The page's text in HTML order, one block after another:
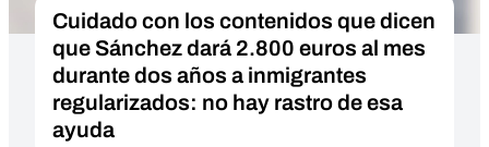
Cuidado con los contenidos que dicen
que Sánchez dará 2.800 euros al mes
durante dos años a inmigrantes
regularizados: no hay rastro de esa
ayuda